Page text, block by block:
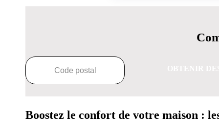
Boostez le confort de votre maison :